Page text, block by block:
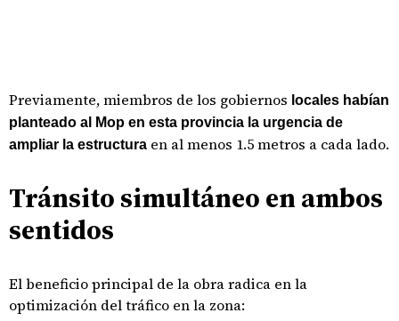
Previamente, miembros de los gobiernos locales habían
planteado al Mop en esta provincia la urgencia de
ampliar la estructura en al menos 1.5 metros a cada lado.
Tránsito simultáneo en ambos
sentidos
El beneficio principal de la obra radica en la
optimización del tráfico en la zona: